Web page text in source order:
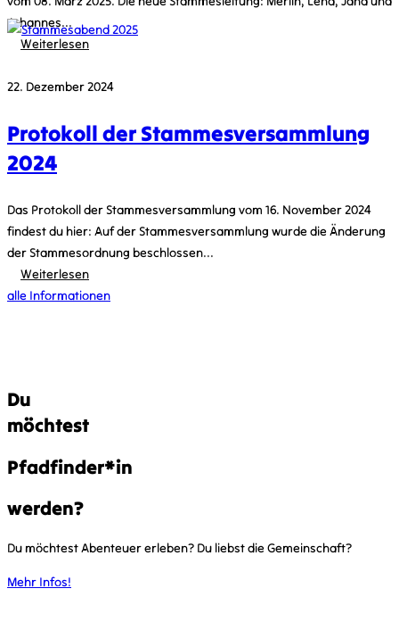
Dez. 29, 2025
Stammesabend 2025
Dez. 17, 2025
Johannes...
Weiterlesen
22. Dezember 2024
Protokoll der Stammesversammlung
2024
Das Protokoll der Stammesversammlung vom 16. November 2024
findest du hier: Auf der Stammesversammlung wurde die Änderung
der Stammesordnung beschlossen...
Weiterlesen
alle Informationen
Du
möchtest
Pfadfinder*in
werden?
Du möchtest Abenteuer erleben? Du liebst die Gemeinschaft?
Mehr Infos!